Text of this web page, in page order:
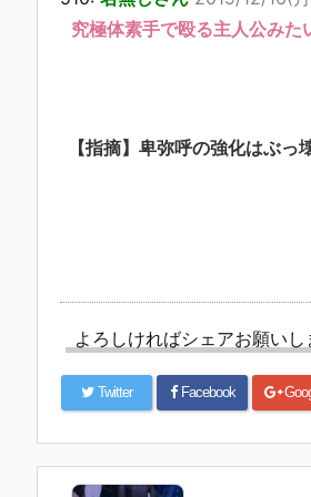
究極体素手で殴る主人公みた
【指摘】卑弥呼の強化はぶっ
よろしければシェアお願いし
Twitter Facebook